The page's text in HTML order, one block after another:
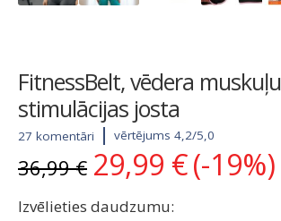
FitnessBelt, vēdera muskuļu
stimulācijas josta
27 komentāri vērtējums 4,2/5,0
36,99€ Original
price
was:
29,99 € Current
price
(-19%)
Izvēlieties daudzumu: